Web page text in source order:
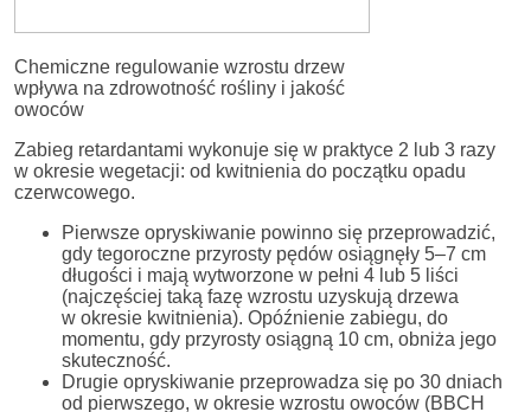
Chemiczne regulowanie wzrostu drzew
wpływa na zdrowotność rośliny i jakość
owoców
Zabieg retardantami wykonuje się w praktyce 2 lub 3 razy
w okresie wegetacji: od kwitnienia do początku opadu
czerwcowego.
Pierwsze opryskiwanie powinno się przeprowadzić,
gdy tegoroczne przyrosty pędów osiągnęły 5–7 cm
długości i mają wytworzone w pełni 4 lub 5 liści
(najczęściej taką fazę wzrostu uzyskują drzewa
w okresie kwitnienia). Opóźnienie zabiegu, do
momentu, gdy przyrosty osiągną 10 cm, obniża jego
skuteczność.
Drugie opryskiwanie przeprowadza się po 30 dniach
od pierwszego, w okresie wzrostu owoców (BBCH